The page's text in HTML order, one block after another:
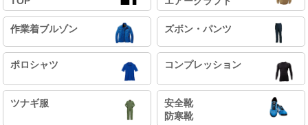
作業着ブルゾン ズボン・パンツ
ポロシャツ コンプレッション
ツナギ服
安全靴
防寒靴